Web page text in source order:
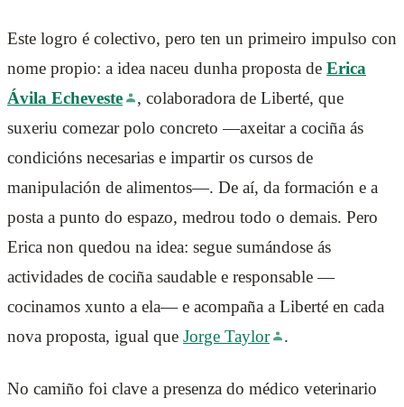
Este logro é colectivo, pero ten un primeiro impulso con
nome propio: a idea naceu dunha proposta de Erica
Ávila Echeveste
, colaboradora de Liberté, que
suxeriu comezar polo concreto —axeitar a cociña ás
condicións necesarias e impartir os cursos de
manipulación de alimentos—. De aí, da formación e a
posta a punto do espazo, medrou todo o demais. Pero
Erica non quedou na idea: segue sumándose ás
actividades de cociña saudable e responsable —
cocinamos xunto a ela— e acompaña a Liberté en cada
nova proposta, igual que Jorge Taylor .
No camiño foi clave a presenza do médico veterinario